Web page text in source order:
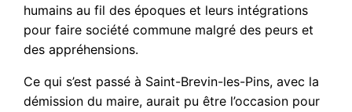
humains au fil des époques et leurs intégrations
pour faire société commune malgré des peurs et
des appréhensions.
Ce qui s’est passé à Saint-Brevin-les-Pins, avec la
démission du maire, aurait pu être l’occasion pour